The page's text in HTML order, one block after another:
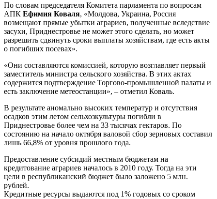
По словам председателя Комитета парламента по вопросам
АПК Ефимия Коваля, «Молдова, Украина, Россия
возмещают прямые убытки аграриев, полученные вследствие
засухи, Приднестровье не может этого сделать, но может
разрешить сдвинуть сроки выплаты хозяйствам, где есть акты
о погибших посевах».
«Они составляются комиссией, которую возглавляет первый
заместитель министра сельского хозяйства. В этих актах
содержится подтверждение Торгово-промышленной палаты и
есть заключение метеостанции», – отметил Коваль.
В результате аномально высоких температур и отсутствия
осадков этим летом сельхозкультуры погибли в
Приднестровье более чем на 33 тысячах гектаров. По
состоянию на начало октября валовой сбор зерновых составил
лишь 66,8% от уровня прошлого года.
Предоставление субсидий местным бюджетам на
кредитование аграриев началось в 2010 году. Тогда на эти
цели в республиканский бюджет было заложено 5 млн.
рублей.
Кредитные ресурсы выдаются под 1% годовых со сроком